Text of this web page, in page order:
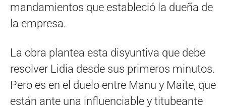
mandamientos que estableció la dueña de
la empresa.
La obra plantea esta disyuntiva que debe
resolver Lidia desde sus primeros minutos.
Pero es en el duelo entre Manu y Maite, que
están ante una influenciable y titubeante